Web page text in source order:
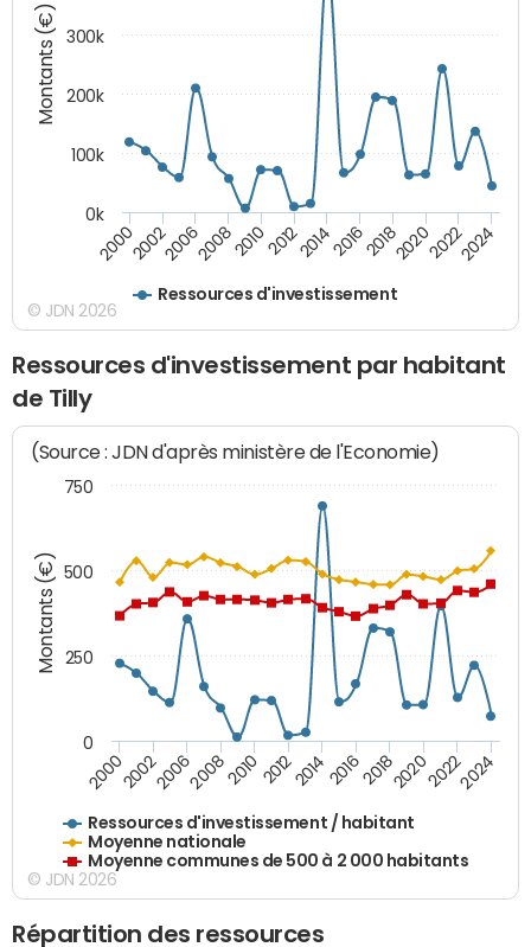
Montants (€)
Ressources d'investissement
200020022006200820102012201420162018202020222024
0k
100k
200k
300k
© JDN 2026
Ressources d'investissement par habitant
de Tilly
Montants (€)
(Source : JDN d'après ministère de l'Economie)
Ressources d'investissement / habitant
Moyenne nationale
Moyenne communes de 500 à 2 000 habitants
20002002200620082010 2012201420162018202020222024
0
250
500
750
© JDN 2026
Répartition des ressources